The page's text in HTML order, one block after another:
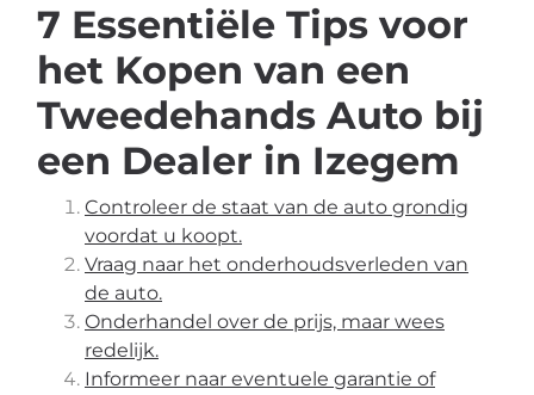
7 Essentiële Tips voor
het Kopen van een
Tweedehands Auto bij
een Dealer in Izegem
Controleer de staat van de auto grondig
voordat u koopt.
Vraag naar het onderhoudsverleden van
de auto.
Onderhandel over de prijs, maar wees
redelijk.
Informeer naar eventuele garantie of